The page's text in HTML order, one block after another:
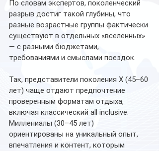
По словам экспертов, поколенческий
разрыв достиг такой глубины, что
разные возрастные группы фактически
существуют в отдельных «вселенных»
— с разными бюджетами,
требованиями и смыслами поездок.
Так, представители поколения X (45–60
лет) чаще отдают предпочтение
проверенным форматам отдыха,
включая классический all inclusive.
Миллениалы (30–45 лет)
ориентированы на уникальный опыт,
впечатления и контент, которым